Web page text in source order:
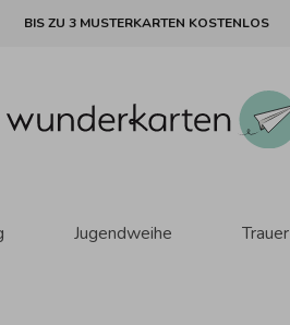
BIS ZU 3 MUSTERKARTEN KOSTENLOS
Jugendweihe Trauer